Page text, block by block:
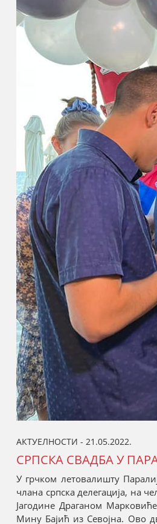
АКТУЕЛНОСТИ - 21.05.2022.
СРПСКА СВАДБА У
У грчком летовалишту
члана српска делегација, на
Јагодине Драганом
Мину Бајић из Севојна. Ово